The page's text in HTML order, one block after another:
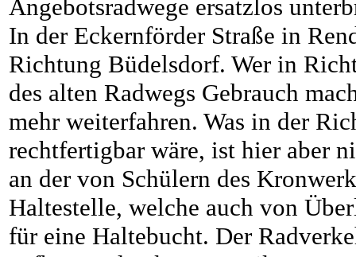
Angebotsradwege ersatzlos
In der Eckernförder Straße in
Richtung Büdelsdorf. Wer in
des alten Radwegs Gebrauch
mehr weiterfahren. Was in der
rechtfertigbar wäre, ist hier aber
an der von Schülern des
Haltestelle, welche auch von
für eine Haltebucht. Der